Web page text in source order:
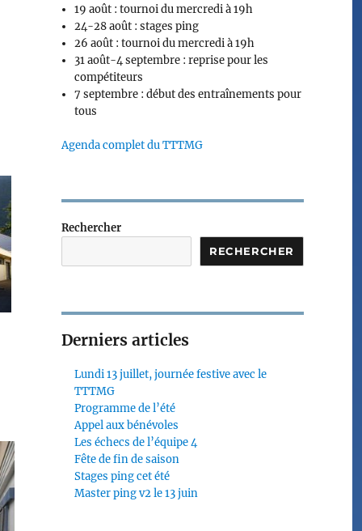
19 août : tournoi du mercredi à 19h
24-28 août : stages ping
26 août : tournoi du mercredi à 19h
31 août-4 septembre : reprise pour les
compétiteurs
7 septembre : début des entraînements pour
tous
Agenda complet du TTTMG
Rechercher
RECHERCHER
Derniers articles
Lundi 13 juillet, journée festive avec le
TTTMG
Programme de l’été
Appel aux bénévoles
Les échecs de l’équipe 4
Fête de fin de saison
Stages ping cet été
Master ping v2 le 13 juin